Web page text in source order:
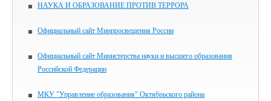
НАУКА И ОБРАЗОВАНИЕ ПРОТИВ ТЕРРОРА
Официальный сайт Минпросвещения России
Официальный сайт Министерства науки и высшего образования
Российской Федерации
МКУ "Управление образования" Октябрьского района